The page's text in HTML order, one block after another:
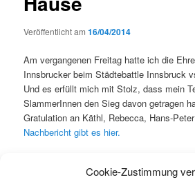
Cookie-Zustimmung
Veröffentlicht am16/04/2014
Am vergangenen Freitag hatte ich die
Innsbrucker beim Städtebattle Innsbruck
Und es erfüllt mich mit Stolz, dass mein
SlammerInnen den Sieg davon getragen
Gratulation an Käthl, Rebecca, Hans-
Nachbericht gibt es hier.
Setze ein Lesezeichen für denPermalink .